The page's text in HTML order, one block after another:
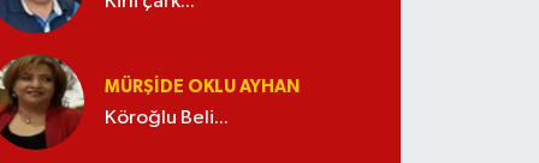
MÜRŞIDE OKLU AYHAN
Köroğlu Beli...